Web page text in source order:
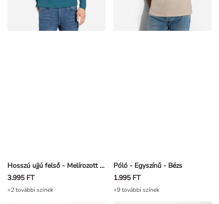
Hosszú ujjú felső - Melírozott - Petrolkék
3.995 FT
+2 további színek
Póló - Egyszínű - Bézs
1.995 FT
+9 további színek